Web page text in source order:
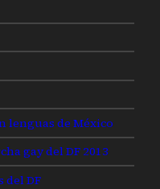
lenguas de México
gay del DF 2013
del DF